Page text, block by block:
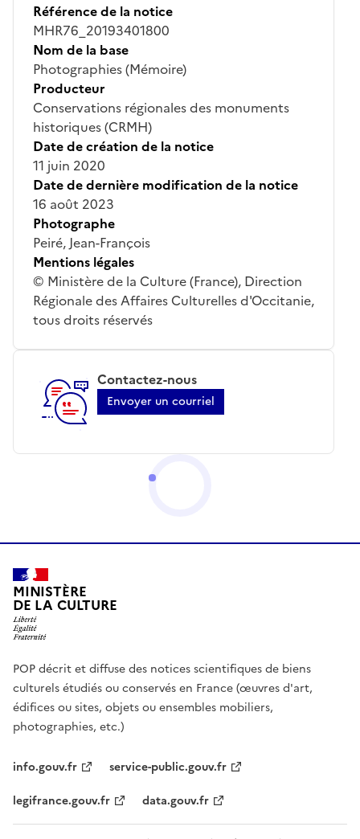
Référence de la notice
MHR76_20193401800
Nom de la base
Photographies (Mémoire)
Producteur
Conservations régionales des monuments
historiques (CRMH)
Date de création de la notice
11 juin 2020
Date de dernière modification de la notice
16 août 2023
Photographe
Peiré, Jean-François
Mentions légales
© Ministère de la Culture (France), Direction
Régionale des Affaires Culturelles d'Occitanie,
tous droits réservés
Contactez-nous
Envoyer un courriel
MINISTÈRE
DE LA CULTURE
POP décrit et diffuse des notices scientifiques de biens
culturels étudiés ou conservés en France (œuvres d'art,
édifices ou sites, objets ou ensembles mobiliers,
photographies, etc.)
info.gouv.fr
service-public.gouv.fr
legifrance.gouv.fr
data.gouv.fr